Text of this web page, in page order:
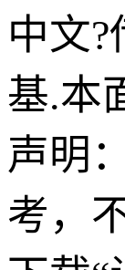
中文
基.本
声明
考，